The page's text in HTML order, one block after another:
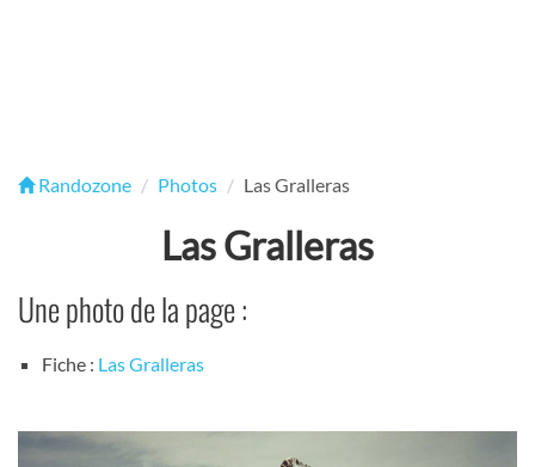
Randozone Photos Las Gralleras
Las Gralleras
Une photo de la page :
Fiche : Las Gralleras